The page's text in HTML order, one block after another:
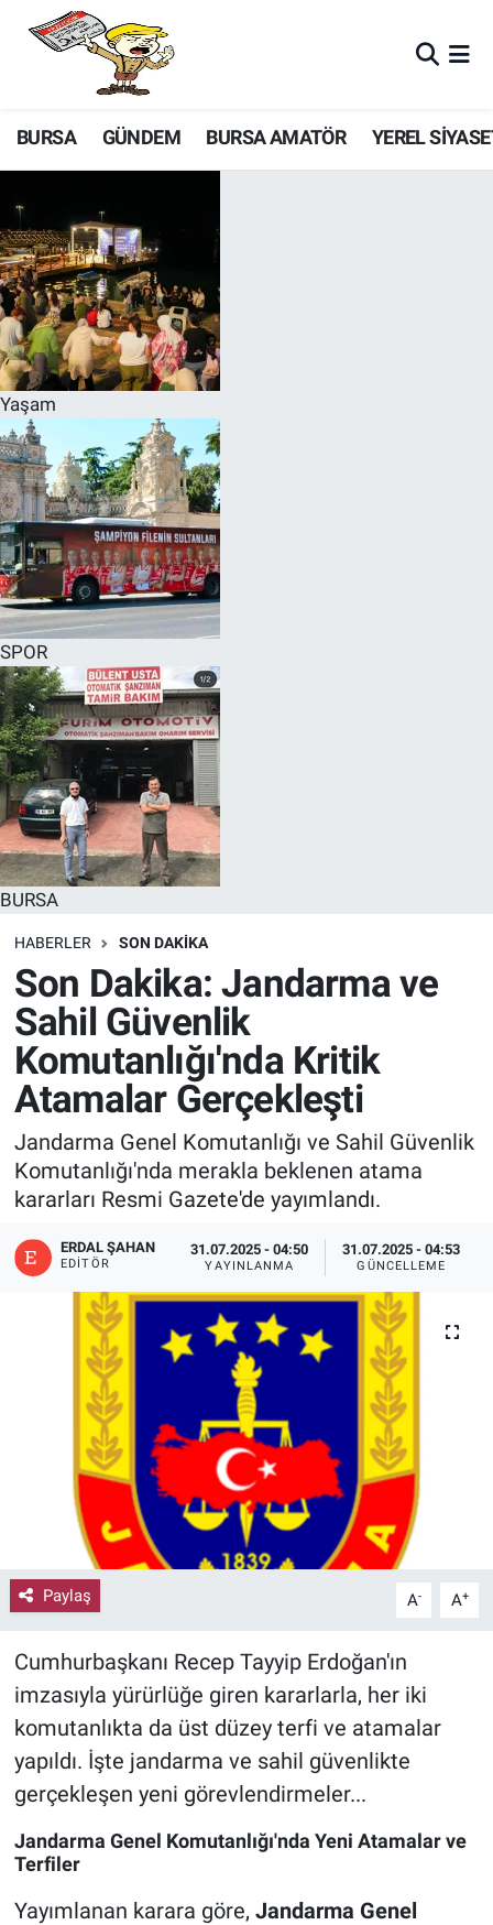
BURSA GÜNDEM BURSA AMATÖR YEREL
Yaşam
SPOR
BURSA
HABERLER SON DAKİKA
Son Dakika: Jandarma ve
Sahil Güvenlik
Komutanlığı'nda Kritik
Atamalar Gerçekleşti
Jandarma Genel Komutanlığı ve Sahil Güvenlik
Komutanlığı'nda merakla beklenen atama
kararları Resmi Gazete'de yayımlandı.
ERDAL ŞAHAN
EDITÖR
31.07.2025 - 04:50
YAYINLANMA
31.07.2025 - 04:53
GÜNCELLEME
Paylaş A- A+
Cumhurbaşkanı Recep Tayyip Erdoğan'ın
imzasıyla yürürlüğe giren kararlarla, her iki
komutanlıkta da üst düzey terfi ve atamalar
yapıldı. İşte jandarma ve sahil güvenlikte
gerçekleşen yeni görevlendirmeler...
Jandarma Genel Komutanlığı'nda Yeni Atamalar ve
Terfiler
Yayımlanan karara göre, Jandarma Genel